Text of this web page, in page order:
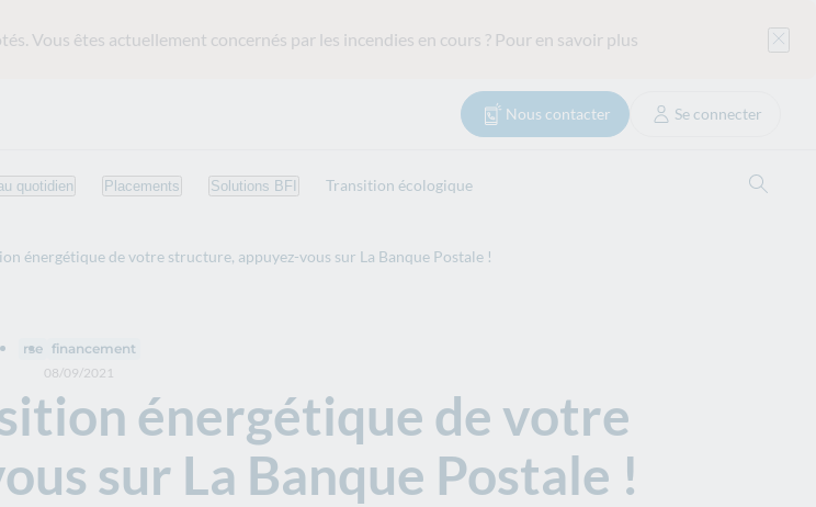
Vous êtes actuellement concernés par les incendies en cours ? Pour en savoir plus
Nous contacter Se connecter
quotidien Placements Solutions BFI Transition écologique
énergétique de votre structure, appuyez-vous sur La Banque Postale !
énergétique de votre
sur La Banque Postale !
08/09/2021
rse financement